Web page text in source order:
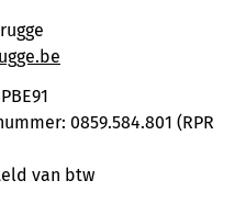
0859.584.801 (RPR
van btw